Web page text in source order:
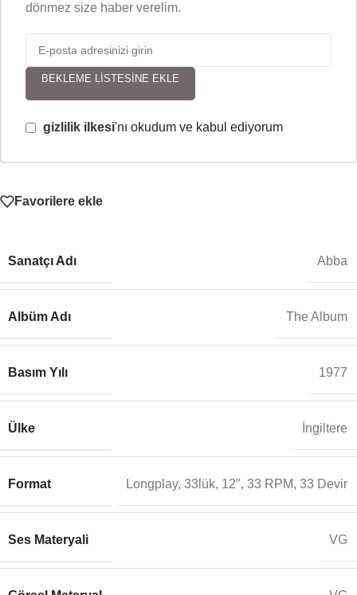
dönmez size haber verelim.
BEKLEME LISTESINE EKLE
gizlilik ilkesi'nı okudum ve kabul ediyorum
Favorilere ekle
Sanatçı Adı Abba
Albüm Adı The Album
Basım Yılı 1977
Ülke İngiltere
Format Longplay, 33lük, 12″, 33 RPM, 33 Devir
Ses Materyali VG